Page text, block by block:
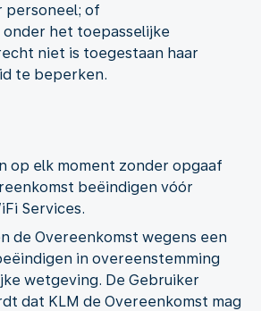
personeel; of
het toepasselijke
niet is toegestaan haar
te beperken.
op elk moment zonder opgaaf
beëindigen vóór
Services.
de Overeenkomst wegens een
in overeenstemming
wetgeving. De Gebruiker
dat KLM de Overeenkomst mag